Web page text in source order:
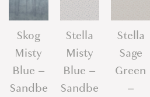
Skog
Misty
Blue –
Sandbe
Stella
Misty
Blue –
Sandbe
Stella
Sage
Green
–